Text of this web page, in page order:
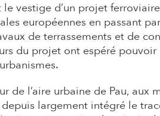
vestige d’un projet
européennes en passant
de terrassements et de
du projet ont espéré
de l’aire urbaine de Pau, aux
largement intégré le